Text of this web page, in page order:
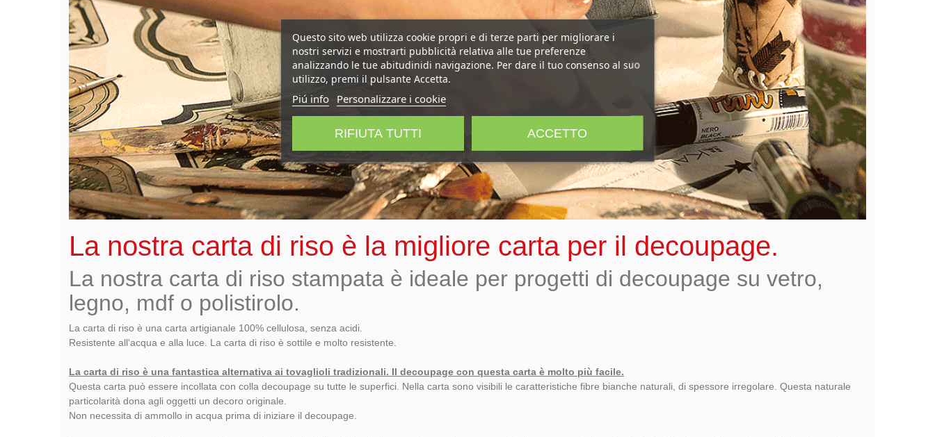
La nostra carta di riso è la migliore carta per il decoupage.
La nostra carta di riso stampata è ideale per progetti di decoupage su vetro,
legno, mdf o polistirolo.
La carta di riso è una carta artigianale 100% cellulosa, senza acidi.
Resistente all'acqua e alla luce. La carta di riso è sottile e molto resistente.
La carta di riso è una fantastica alternativa ai tovaglioli tradizionali. Il decoupage con questa carta è molto più facile.
Questa carta può essere incollata con colla decoupage su tutte le superfici. Nella carta sono visibili le caratteristiche fibre bianche naturali, di spessore irregolare. Questa naturale
particolarità dona agli oggetti un decoro originale.
Non necessita di ammollo in acqua prima di iniziare il decoupage.
Questo sito web utilizza cookie propri e di terze parti per migliorare i
nostri servizi e mostrarti pubblicità relativa alle tue preferenze
analizzando le tue abitudinidi navigazione. Per dare il tuo consenso al suo
utilizzo, premi il pulsante Accetta.
Piú info Personalizzare i cookie
RIFIUTA TUTTI ACCETTO